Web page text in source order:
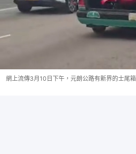
網上流傳3月10日下午，元朗公路有新界的士尾箱